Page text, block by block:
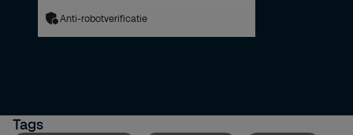
Anti-robotverificatie
Tags